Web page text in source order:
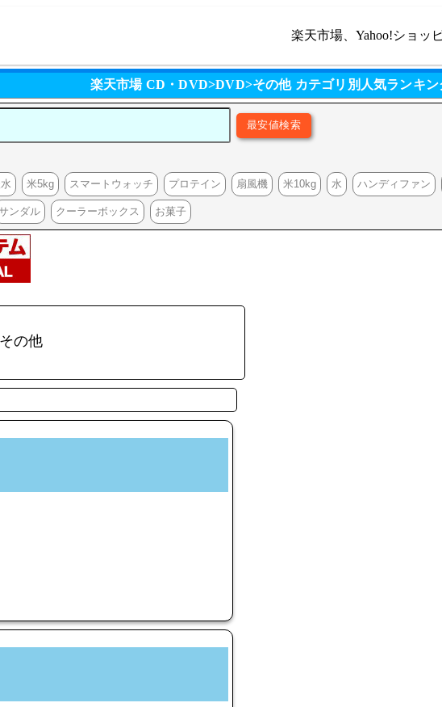
楽天市場、Yahoo!ショッ
楽天市場 CD・DVD>DVD>その他 カテゴリ別人気ランキン
米5kg スマートウォッチ プロテイン 扇風機 米10kg 水 ハンディファン
ンダル クーラーボックス お菓子
の他